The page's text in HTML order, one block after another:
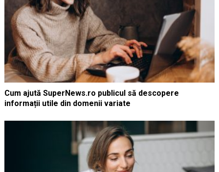
Cum ajută SuperNews.ro publicul să descopere
informații utile din domenii variate